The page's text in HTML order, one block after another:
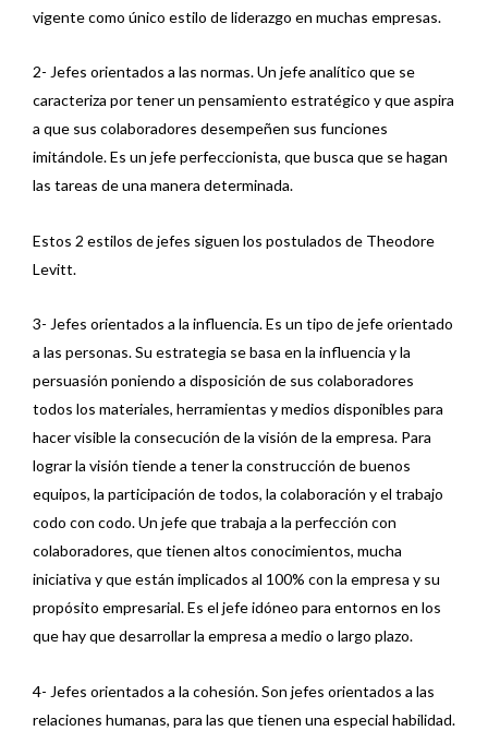
vigente como único estilo de liderazgo en muchas empresas.
2- Jefes orientados a las normas. Un jefe analítico que se
caracteriza por tener un pensamiento estratégico y que aspira
a que sus colaboradores desempeñen sus funciones
imitándole. Es un jefe perfeccionista, que busca que se hagan
las tareas de una manera determinada.
Estos 2 estilos de jefes siguen los postulados de Theodore
Levitt.
3- Jefes orientados a la influencia. Es un tipo de jefe orientado
a las personas. Su estrategia se basa en la influencia y la
persuasión poniendo a disposición de sus colaboradores
todos los materiales, herramientas y medios disponibles para
hacer visible la consecución de la visión de la empresa. Para
lograr la visión tiende a tener la construcción de buenos
equipos, la participación de todos, la colaboración y el trabajo
codo con codo. Un jefe que trabaja a la perfección con
colaboradores, que tienen altos conocimientos, mucha
iniciativa y que están implicados al 100% con la empresa y su
propósito empresarial. Es el jefe idóneo para entornos en los
que hay que desarrollar la empresa a medio o largo plazo.
4- Jefes orientados a la cohesión. Son jefes orientados a las
relaciones humanas, para las que tienen una especial habilidad.